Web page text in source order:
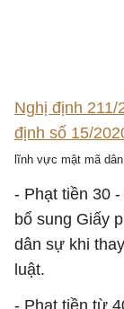
Nghị định
định số 15/
lĩnh vực mật mã
- Phạt tiền 30
bổ sung Giấy
dân sự khi
luật.
- Phạt tiền từ